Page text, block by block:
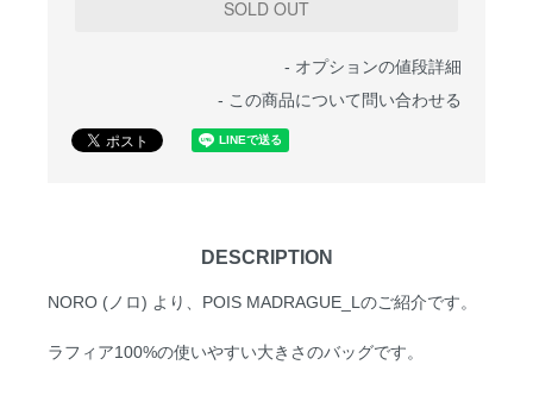
- オプションの値段詳細
- この商品について問い合わせる
DESCRIPTION
NORO (ノロ) より、POIS MADRAGUE_Lのご紹介です。
ラフィア100%の使いやすい大きさのバッグです。